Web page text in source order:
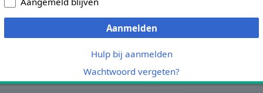
Aanmelden
Hulp bij aanmelden
Wachtwoord vergeten?